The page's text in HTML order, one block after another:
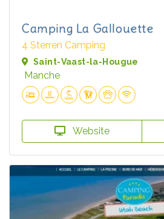
Camping La Gallouette
4 Sterren Camping
Saint-Vaast-la-Hougue
Manche
Website